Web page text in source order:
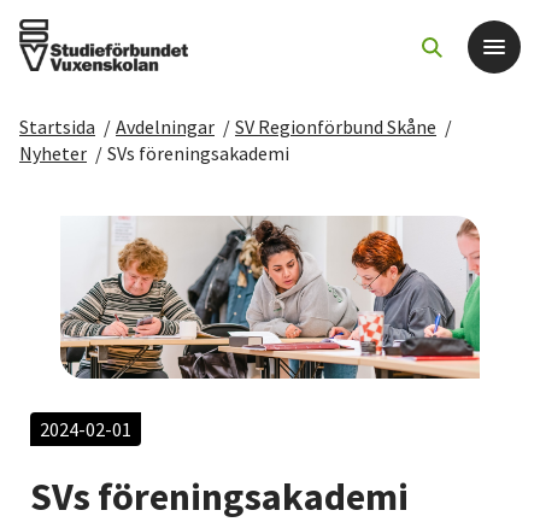
Det här gör vi
För dig som
Sök kurser och evenemang
Om SV
Starta studiecirkel
Cirkelledare
Startsida / Avdelningar / SV Regionförbund Skåne /
Nyheter / SVs föreningsakademi
2024-02-01
SVs föreningsakademi